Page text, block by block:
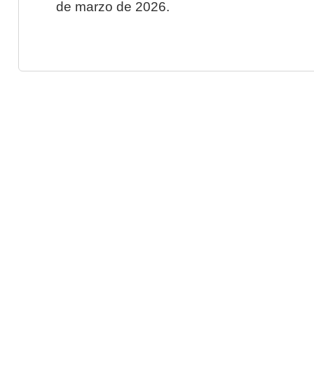
de marzo de 2026.